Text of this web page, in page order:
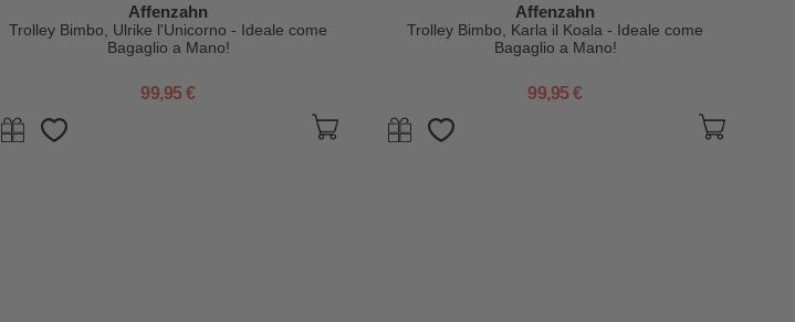
Affenzahn
Trolley Bimbo, Ulrike l'Unicorno - Ideale come
Bagaglio a Mano!
99,95 €
Affenzahn
Trolley Bimbo, Karla il Koala - Ideale come
Bagaglio a Mano!
99,95 €